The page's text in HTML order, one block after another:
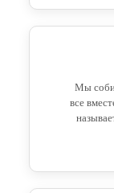
Мы
все